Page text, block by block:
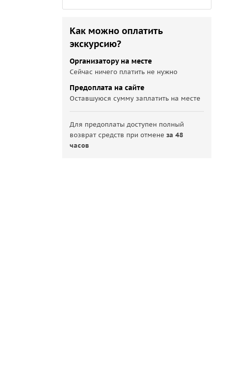
Как можно оплатить
экскурсию?
Организатору на месте
Сейчас ничего платить не нужно
Предоплата на сайте
Оставшуюся сумму заплатить на месте
Для предоплаты доступен полный
возврат средств при отменеза 48
часов